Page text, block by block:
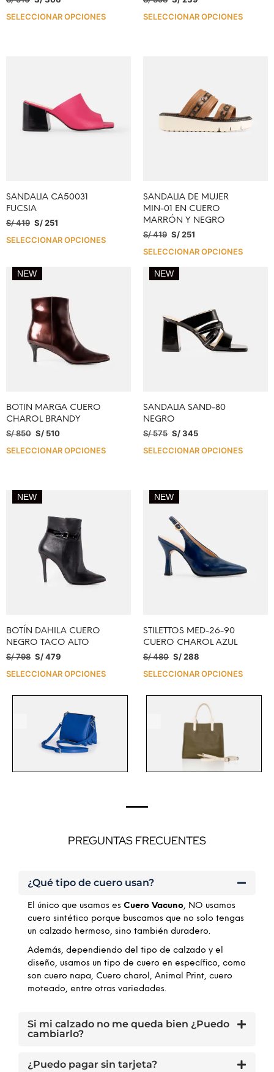
SELECCIONAR OPCIONES
SELECCIONAR OPCIONES
SANDALIA CA50031
FUCSIA
S/419 S/251
SELECCIONAR OPCIONES
SANDALIA DE MUJER
MIN-01 EN CUERO
MARRÓN Y NEGRO
S/419 S/251
SELECCIONAR OPCIONES
NEW
BOTIN MARGA CUERO
CHAROL BRANDY
S/850 S/ 510
SELECCIONAR OPCIONES
NEW
SANDALIA SAND-80
NEGRO
S/575 S/345
SELECCIONAR OPCIONES
NEW
BOTÍN DAHILA CUERO
NEGRO TACO ALTO
S/798 S/479
SELECCIONAR OPCIONES
NEW
STILETTOS MED-26-90
CUERO CHAROL AZUL
S/480 S/288
SELECCIONAR OPCIONES
PREGUNTAS FRECUENTES
¿Qué tipo de cuero usan?
El único que usamos es Cuero Vacuno, NO usamos
cuero sintético porque buscamos que no solo tengas
un calzado hermoso, sino también duradero.
Además, dependiendo del tipo de calzado y el
diseño, usamos un tipo de cuero en específico, como
son cuero napa, Cuero charol, Animal Print, cuero
moteado, entre otras variedades.
Si mi calzado no me queda bien ¿Puedo
cambiarlo?
¿Puedo pagar sin tarjeta?